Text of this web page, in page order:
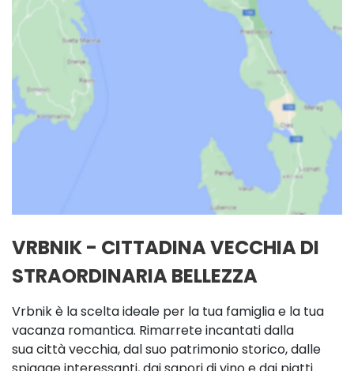
VRBNIK - CITTADINA VECCHIA DI
STRAORDINARIA BELLEZZA
Vrbnik è la scelta ideale per la tua famiglia e la tua
vacanza romantica. Rimarrete incantati dalla
sua città vecchia, dal suo patrimonio storico, dalle